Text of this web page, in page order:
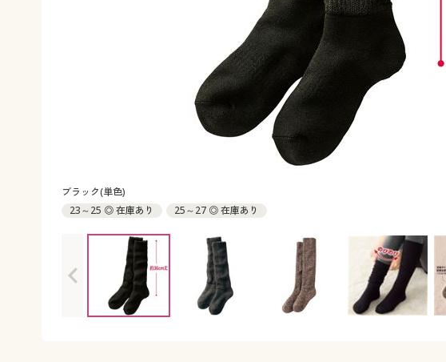
ブラック(単色)
23～25 ◎ 在庫あり
25～27 ◎ 在庫あり